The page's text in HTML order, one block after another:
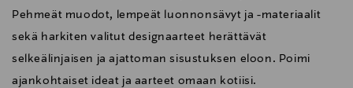
Pehmeät muodot, lempeät luonnonsävyt ja -materiaalit
sekä harkiten valitut designaarteet herättävät
selkeälinjaisen ja ajattoman sisustuksen eloon. Poimi
ajankohtaiset ideat ja aarteet omaan kotiisi.